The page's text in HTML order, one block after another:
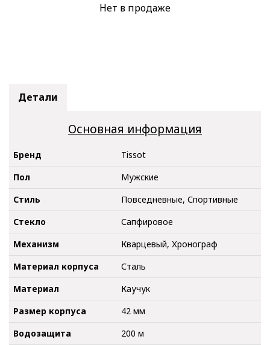
Нет в продаже
Детали
Основная информация
Бренд
Tissot
Пол
Мужские
Стиль
Повседневные, Спортивные
Стекло
Сапфировое
Механизм
Кварцевый, Хронограф
Материал корпуса
Сталь
Материал
Каучук
Размер корпуса
42 мм
Водозащита
200 м